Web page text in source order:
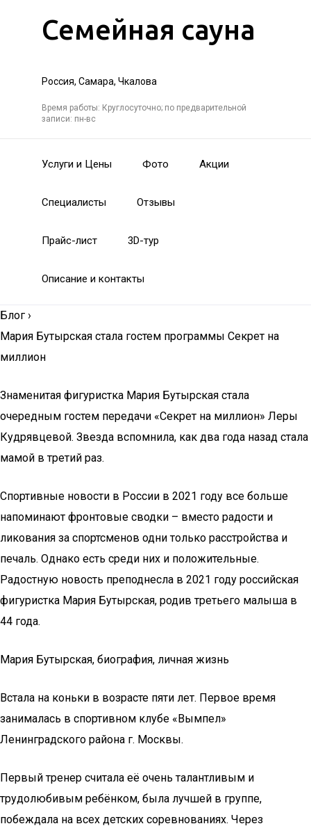
Семейная сауна
Россия, Самара, Чкалова
Время работы: Круглосуточно; по предварительной
записи: пн-вс
Услуги и Цены Фото Акции
Специалисты Отзывы
Прайс-лист 3D-тур
Описание и контакты
Блог ›
Мария Бутырская стала гостем программы Секрет на
миллион
Знаменитая фигуристка Мария Бутырская стала
очередным гостем передачи «Секрет на миллион» Леры
Кудрявцевой. Звезда вспомнила, как два года назад стала
мамой в третий раз.
Спортивные новости в России в 2021 году все больше
напоминают фронтовые сводки – вместо радости и
ликования за спортсменов одни только расстройства и
печаль. Однако есть среди них и положительные.
Радостную новость преподнесла в 2021 году российская
фигуристка Мария Бутырская, родив третьего малыша в
44 года.
Мария Бутырская, биография, личная жизнь
Встала на коньки в возрасте пяти лет. Первое время
занималась в спортивном клубе «Вымпел»
Ленинградского района г. Москвы.
Первый тренер считала её очень талантливым и
трудолюбивым ребёнком, была лучшей в группе,
побеждала на всех детских соревнованиях. Через